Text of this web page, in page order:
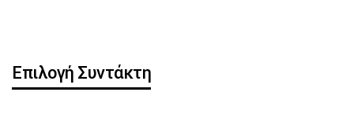
Επιλογή Συντάκτη